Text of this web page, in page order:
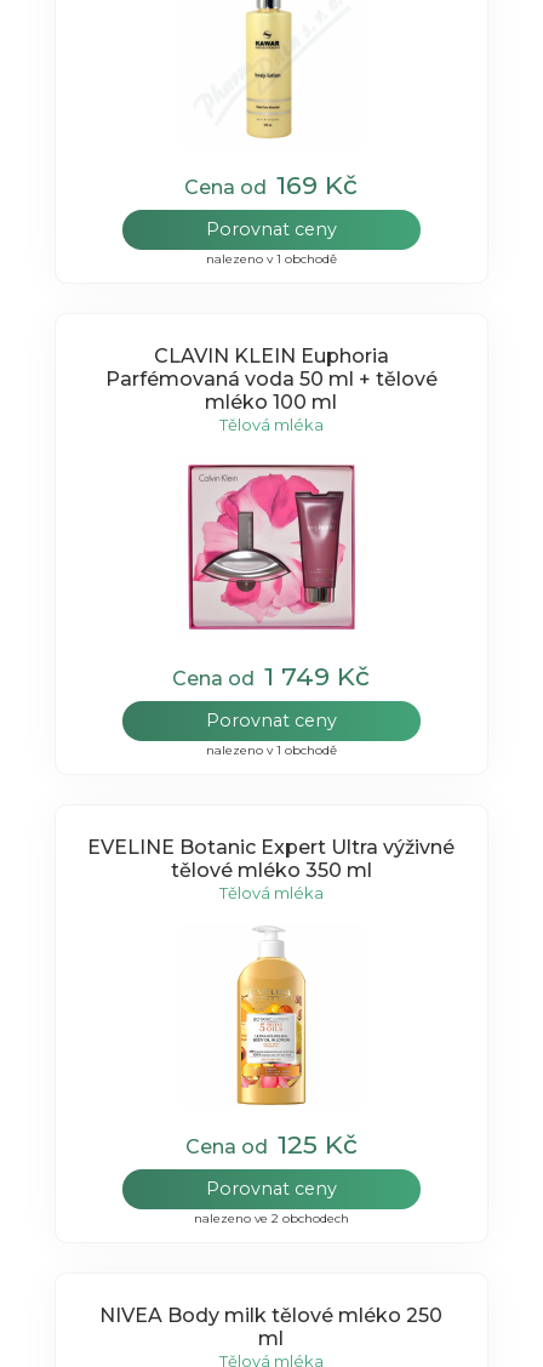
Cena od 169 Kč
Porovnat ceny
nalezeno v 1 obchodě
CLAVIN KLEIN Euphoria
Parfémovaná voda 50 ml + tělové
mléko 100 ml
Tělová mléka
Cena od 1 749 Kč
Porovnat ceny
nalezeno v 1 obchodě
EVELINE Botanic Expert Ultra výživné
tělové mléko 350 ml
Tělová mléka
Cena od 125 Kč
Porovnat ceny
nalezeno ve 2 obchodech
NIVEA Body milk tělové mléko 250
ml
Tělová mléka